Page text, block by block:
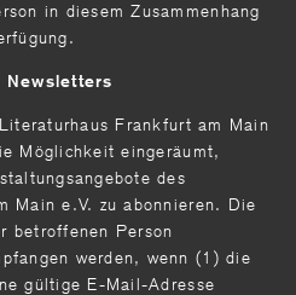
in diesem Zusammenhang
Newsletters
Frankfurt am Main
Möglichkeit eingeräumt,
des
Main e.V. zu abonnieren. Die
betroffenen Person
werden, wenn (1) die
gültige E-Mail-Adresse